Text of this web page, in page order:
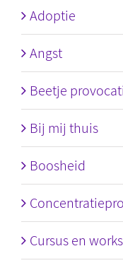
Adoptie
Angst
Beetje
Bij mij thuis
Boosheid
Cursus en